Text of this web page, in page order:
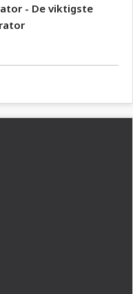
- De viktigste